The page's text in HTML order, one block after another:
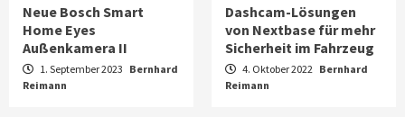
Neue Bosch Smart
Home Eyes
Außenkamera II
1. September 2023 Bernhard
Reimann
Dashcam-Lösungen
von Nextbase für mehr
Sicherheit im Fahrzeug
4. Oktober 2022 Bernhard
Reimann